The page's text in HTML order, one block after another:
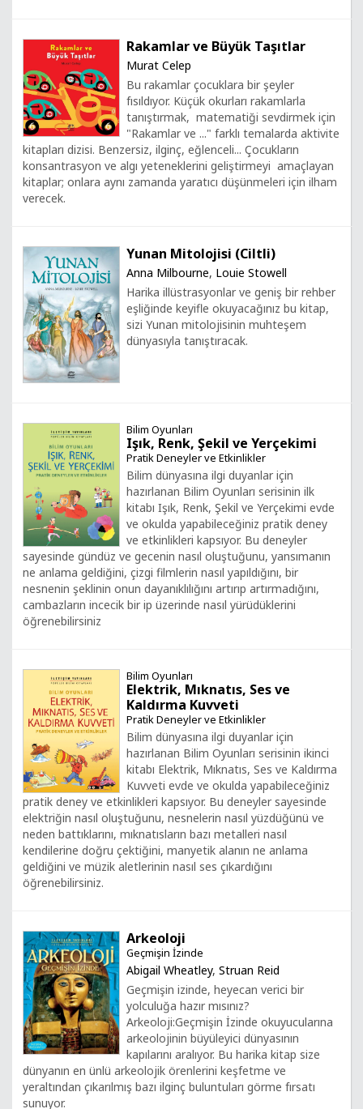
Rakamlar ve Büyük Taşıtlar
Murat Celep
Bu rakamlar çocuklara bir şeyler
fısıldıyor. Küçük okurları rakamlarla
tanıştırmak, matematiği sevdirmek için
"Rakamlar ve ..." farklı temalarda aktivite
kitapları dizisi. Benzersiz, ilginç, eğlenceli... Çocukların
konsantrasyon ve algı yeteneklerini geliştirmeyi amaçlayan
kitaplar; onlara aynı zamanda yaratıcı düşünmeleri için ilham
verecek.
Yunan Mitolojisi (Ciltli)
Anna Milbourne, Louie Stowell
Harika illüstrasyonlar ve geniş bir rehber
eşliğinde keyifle okuyacağınız bu kitap,
sizi Yunan mitolojisinin muhteşem
dünyasıyla tanıştıracak.
Bilim Oyunları
Işık, Renk, Şekil ve Yerçekimi
Pratik Deneyler ve Etkinlikler
Bilim dünyasına ilgi duyanlar için
hazırlanan Bilim Oyunları serisinin ilk
kitabı Işık, Renk, Şekil ve Yerçekimi evde
ve okulda yapabileceğiniz pratik deney
ve etkinlikleri kapsıyor. Bu deneyler
sayesinde gündüz ve gecenin nasıl oluştuğunu, yansımanın
ne anlama geldiğini, çizgi filmlerin nasıl yapıldığını, bir
nesnenin şeklinin onun dayanıklılığını artırıp artırmadığını,
cambazların incecik bir ip üzerinde nasıl yürüdüklerini
öğrenebilirsiniz
Bilim Oyunları
Elektrik, Mıknatıs, Ses ve
Kaldırma Kuvveti
Pratik Deneyler ve Etkinlikler
Bilim dünyasına ilgi duyanlar için
hazırlanan Bilim Oyunları serisinin ikinci
kitabı Elektrik, Mıknatıs, Ses ve Kaldırma
Kuvveti evde ve okulda yapabileceğiniz
pratik deney ve etkinlikleri kapsıyor. Bu deneyler sayesinde
elektriğin nasıl oluştuğunu, nesnelerin nasıl yüzdüğünü ve
neden battıklarını, mıknatısların bazı metalleri nasıl
kendilerine doğru çektiğini, manyetik alanın ne anlama
geldiğini ve müzik aletlerinin nasıl ses çıkardığını
öğrenebilirsiniz.
Arkeoloji
Geçmişin İzinde
Abigail Wheatley, Struan Reid
Geçmişin izinde, heyecan verici bir
yolculuğa hazır mısınız?
Arkeoloji:Geçmişin İzinde okuyucularına
arkeolojinin büyüleyici dünyasının
kapılarını aralıyor. Bu harika kitap size
dünyanın en ünlü arkeolojik örenlerini keşfetme ve
yeraltından çıkarılmış bazı ilginç buluntuları görme fırsatı
sunuyor.